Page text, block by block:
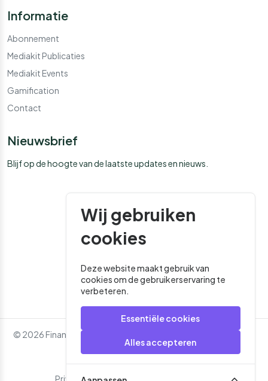
Wij gebruiken
cookies
Deze website maakt gebruik van
cookies om de gebruikerservaring te
verbeteren.
Essentiële cookies
Alles accepteren
Informatie
Abonnement
Mediakit Publicaties
Mediakit Events
Gamification
Contact
Nieuwsbrief
Blijf op de hoogte van de laatste updates en nieuws.
© 2026 Financial Media. Alle rechten voorbehouden. - Website
Roger That
Privacybeleid Algemene Voorwaarden